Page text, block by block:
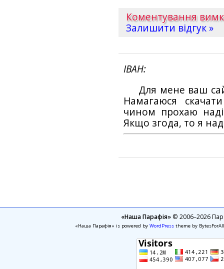
Коментування
Залишити відгук »
ІВАН
Для мене ваш
Намагаюся
чином прохаю
Якщо згода, то я
«Наша Парафія»© 2006–2026
«Наша Парафія» is powered by WordPresstheme by